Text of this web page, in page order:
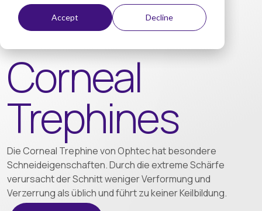
Accept Decline
Corneal
Trephines
Die Corneal Trephine von Ophtec hat besondere
Schneideigenschaften. Durch die extreme Schärfe
verursacht der Schnitt weniger Verformung und
Verzerrung als üblich und führt zu keiner Keilbildung.